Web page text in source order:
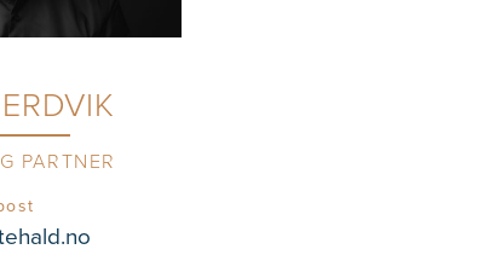
PARTNER